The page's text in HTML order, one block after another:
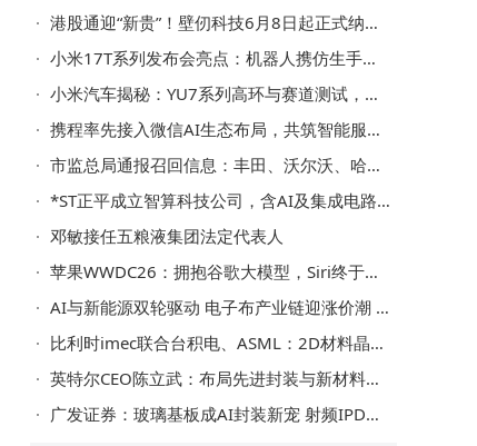
港股通迎“新贵”！壁仞科技6月8日起正式纳入港股通
小米17T系列发布会亮点：机器人携仿生手登场 现场演示手机拍照
小米汽车揭秘：YU7系列高环与赛道测试，极速性能如何护航日常驾驶？
携程率先接入微信AI生态布局，共筑智能服务新未来
市监总局通报召回信息：丰田、沃尔沃、哈雷戴维森等品牌多款车型存在安全隐患
*ST正平成立智算科技公司，含AI及集成电路芯片业务
邓敏接任五粮液集团法定代表人
苹果WWDC26：拥抱谷歌大模型，Siri终于长脑子了！但中国大陆用户仍不可用
AI与新能源双轮驱动 电子布产业链迎涨价潮 高端产能结构性短缺或持续
比利时imec联合台积电、ASML：2D材料晶体管50nm栅距300mm晶圆集成获突破
英特尔CEO陈立武：布局先进封装与新材料，锚定5到10年10倍回报目标
广发证券：玻璃基板成AI封装新宠 射频IPD与CPO应用前景加速兑现